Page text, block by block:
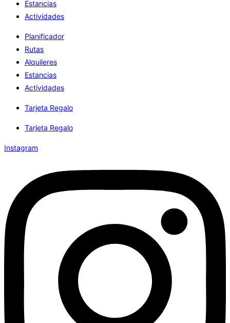
Estancias
Actividades
Planificador
Rutas
Alquileres
Estancias
Actividades
Tarjeta Regalo
Tarjeta Regalo
Instagram